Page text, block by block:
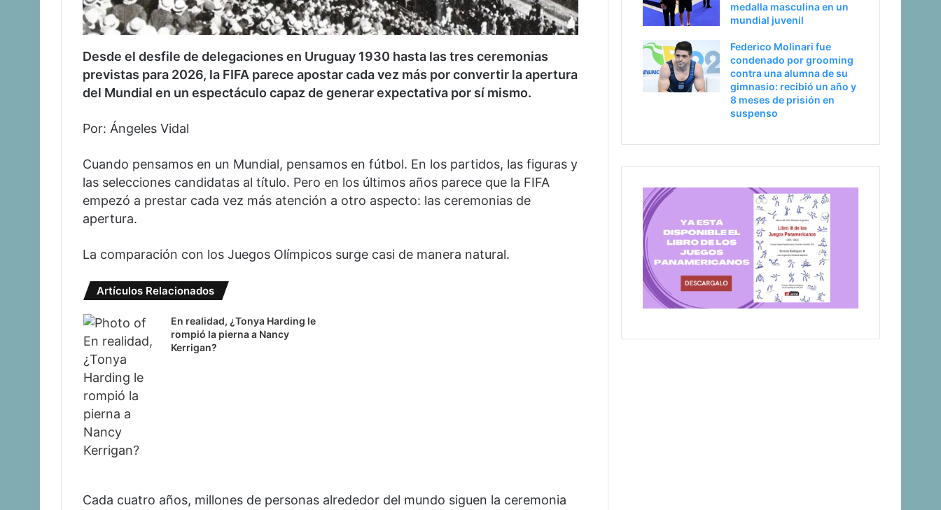
Desde el desfile de delegaciones en Uruguay 1930 hasta las tres ceremonias
previstas para 2026, la FIFA parece apostar cada vez más por convertir la apertura
del Mundial en un espectáculo capaz de generar expectativa por sí mismo.
Por: Ángeles Vidal
Cuando pensamos en un Mundial, pensamos en fútbol. En los partidos, las figuras y
las selecciones candidatas al título. Pero en los últimos años parece que la FIFA
empezó a prestar cada vez más atención a otro aspecto: las ceremonias de
apertura.
La comparación con los Juegos Olímpicos surge casi de manera natural.
Artículos Relacionados
En realidad, ¿Tonya Harding le
rompió la pierna a Nancy
Kerrigan?
Cada cuatro años, millones de personas alrededor del mundo siguen la ceremonia
medalla masculina en un
mundial juvenil
Federico Molinari fue
condenado por grooming
contra una alumna de su
gimnasio: recibió un año y
8 meses de prisión en
suspenso